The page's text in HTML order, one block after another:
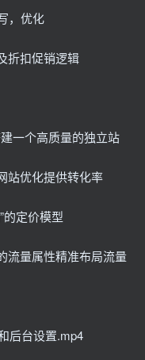
，优化
折扣促销逻辑
一个高质量的独立站
站优化提供转化率
的定价模型
流量属性精准布局流量
后台设置.mp4